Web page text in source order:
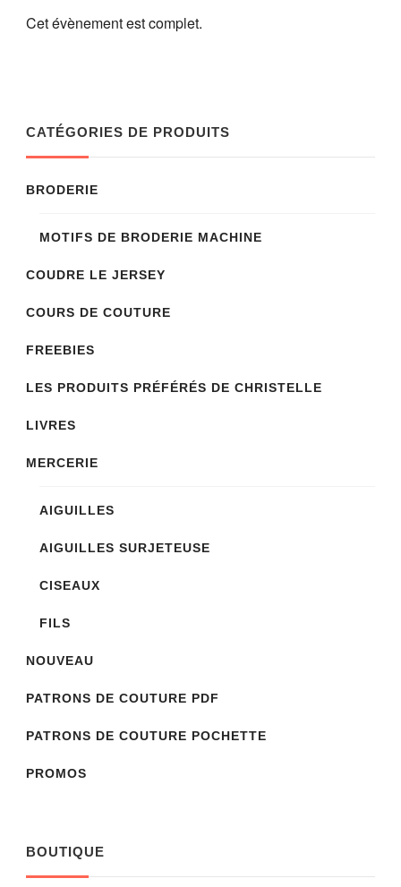
Cet évènement est complet.
CATÉGORIES DE PRODUITS
BRODERIE
MOTIFS DE BRODERIE MACHINE
COUDRE LE JERSEY
COURS DE COUTURE
FREEBIES
LES PRODUITS PRÉFÉRÉS DE CHRISTELLE
LIVRES
MERCERIE
AIGUILLES
AIGUILLES SURJETEUSE
CISEAUX
FILS
NOUVEAU
PATRONS DE COUTURE PDF
PATRONS DE COUTURE POCHETTE
PROMOS
BOUTIQUE